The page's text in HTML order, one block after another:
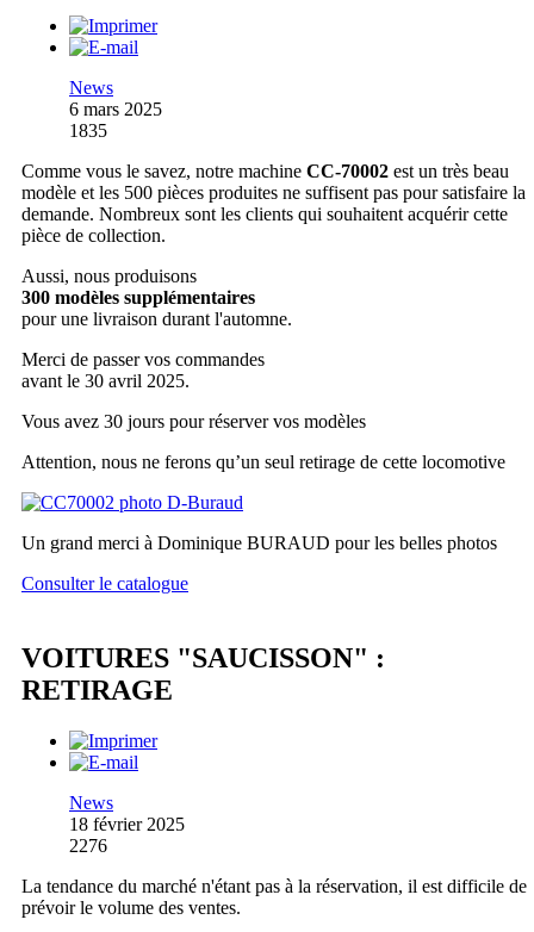
News
6 mars 2025
1835
Comme vous le savez, notre machine CC-70002 est un très beau
modèle et les 500 pièces produites ne suffisent pas pour satisfaire la
demande. Nombreux sont les clients qui souhaitent acquérir cette
pièce de collection.
Aussi, nous produisons
300 modèles supplémentaires
pour une livraison durant l'automne.
Merci de passer vos commandes
avant le 30 avril 2025.
Vous avez 30 jours pour réserver vos modèles
Attention, nous ne ferons qu’un seul retirage de cette locomotive
Un grand merci à Dominique BURAUD pour les belles photos
Consulter le catalogue
VOITURES "SAUCISSON" :
RETIRAGE
News
18 février 2025
2276
La tendance du marché n'étant pas à la réservation, il est difficile de
prévoir le volume des ventes.